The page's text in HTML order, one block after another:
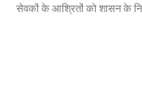
सेवकों के आश्रितों को शासन के